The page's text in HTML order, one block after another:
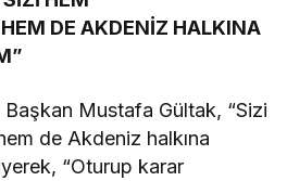
DE AKDENİZ HALKINA
Mustafa Gültak, “Sizi
de Akdeniz halkına
“Oturup karar